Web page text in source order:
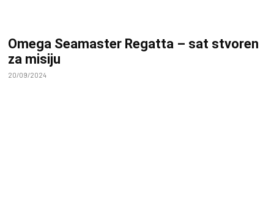
Omega Seamaster Regatta – sat stvoren
za misiju
20/09/2024